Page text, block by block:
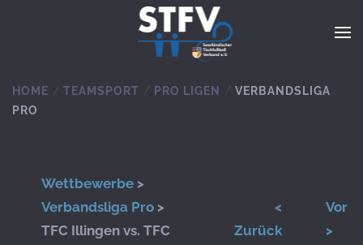
Zum Hauptinhalt springen
HOME TEAMSPORT PRO LIGEN
VERBANDSLIGA
PRO
Wettbewerbe >
Verbandsliga Pro >
TFC Illingen vs. TFC
<
Zurück
Vor
>